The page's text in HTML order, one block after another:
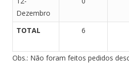
Dezembro
TOTAL 6
Obs.: Não foram feitos pedidos